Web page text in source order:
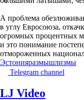
А проблема
в углу Евросоюза,
огромных процентных
и это понимание
отмороженных
Эстонияразмышлизмы
Telegram channel
LJ Video